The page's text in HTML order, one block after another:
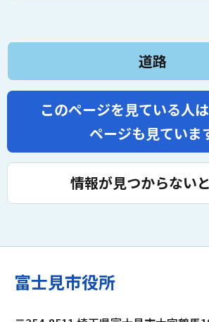
道路
このページを見ている人は
ページも見ていま
情報が見つからない
富士見市役所